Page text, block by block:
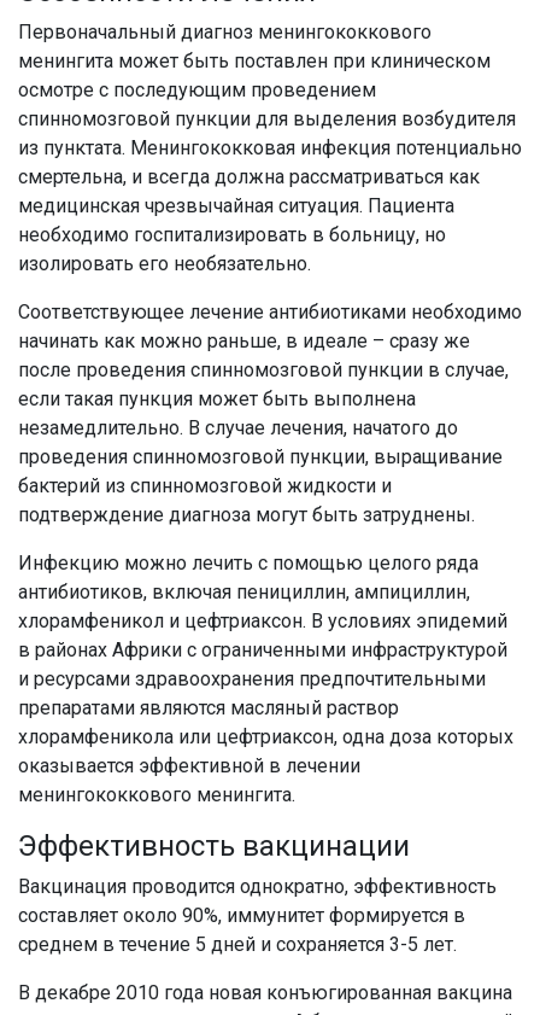
Первоначальный диагноз менингококкового
менингита может быть поставлен при клиническом
осмотре с последующим проведением
спинномозговой пункции для выделения возбудителя
из пунктата. Менингококковая инфекция потенциально
смертельна, и всегда должна рассматриваться как
медицинская чрезвычайная ситуация. Пациента
необходимо госпитализировать в больницу, но
изолировать его необязательно.
Соответствующее лечение антибиотиками необходимо
начинать как можно раньше, в идеале – сразу же
после проведения спинномозговой пункции в случае,
если такая пункция может быть выполнена
незамедлительно. В случае лечения, начатого до
проведения спинномозговой пункции, выращивание
бактерий из спинномозговой жидкости и
подтверждение диагноза могут быть затруднены.
Инфекцию можно лечить с помощью целого ряда
антибиотиков, включая пенициллин, ампициллин,
хлорамфеникол и цефтриаксон. В условиях эпидемий
в районах Африки с ограниченными инфраструктурой
и ресурсами здравоохранения предпочтительными
препаратами являются масляный раствор
хлорамфеникола или цефтриаксон, одна доза которых
оказывается эффективной в лечении
менингококкового менингита.
Эффективность вакцинации
Вакцинация проводится однократно, эффективность
составляет около 90%, иммунитет формируется в
среднем в течение 5 дней и сохраняется 3-5 лет.
В декабре 2010 года новая конъюгированная вакцина